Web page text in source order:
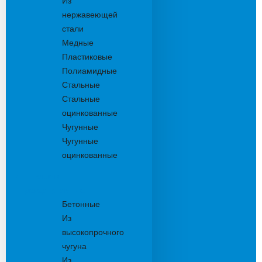
нержавеющей
стали
Медные
Пластиковые
Полиамидные
Стальные
Стальные
оцинкованные
Чугунные
Чугунные
оцинкованные
Бетонные
Из
высокопрочного
чугуна